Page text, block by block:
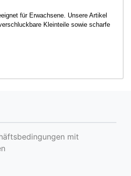
für Erwachsene. Unsere Artikel
Kleinteile sowie scharfe
mit